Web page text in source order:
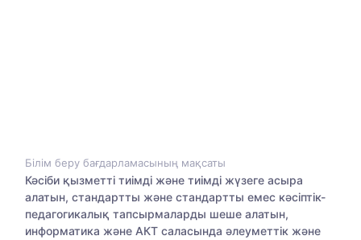
Білім беру бағдарламасының мақсаты
Кәсіби қызметті тиімді және тиімді жүзеге асыра
алатын, стандартты және стандартты емес кәсіптік-
педагогикалық тапсырмаларды шеше алатын,
информатика және АКТ саласында әлеуметтік және